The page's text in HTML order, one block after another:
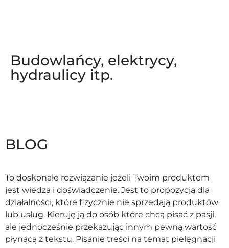
Budowlańcy, elektrycy,
hydraulicy itp.
BLOG
To doskonałe rozwiązanie jeżeli Twoim produktem
jest wiedza i doświadczenie. Jest to propozycja dla
działalności, które fizycznie nie sprzedają produktów
lub usług. Kieruję ją do osób które chcą pisać z pasji,
ale jednocześnie przekazując innym pewną wartość
płynącą z tekstu. Pisanie treści na temat pielęgnacji